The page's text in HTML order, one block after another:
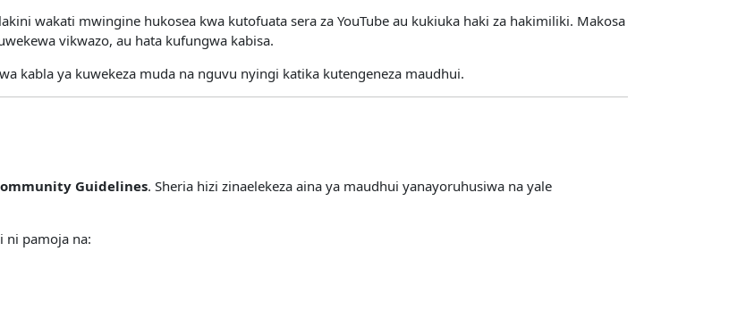
wakati mwingine hukosea kwa kutofuata sera za YouTube au kukiuka haki za hakimiliki. Makosa
vikwazo, au hata kufungwa kabisa.
kabla ya kuwekeza muda na nguvu nyingi katika kutengeneza maudhui.
Guidelines. Sheria hizi zinaelekeza aina ya maudhui yanayoruhusiwa na yale
ni pamoja na: